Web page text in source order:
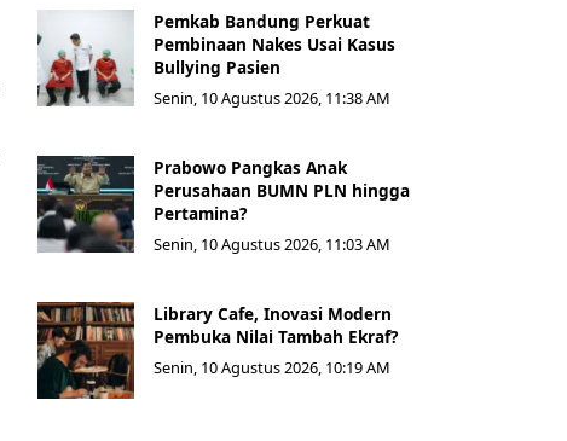
Pemkab Bandung Perkuat
Pembinaan Nakes Usai Kasus
Bullying Pasien
Senin, 10 Agustus 2026, 11:38 AM
Prabowo Pangkas Anak
Perusahaan BUMN PLN hingga
Pertamina?
Senin, 10 Agustus 2026, 11:03 AM
Library Cafe, Inovasi Modern
Pembuka Nilai Tambah Ekraf?
Senin, 10 Agustus 2026, 10:19 AM